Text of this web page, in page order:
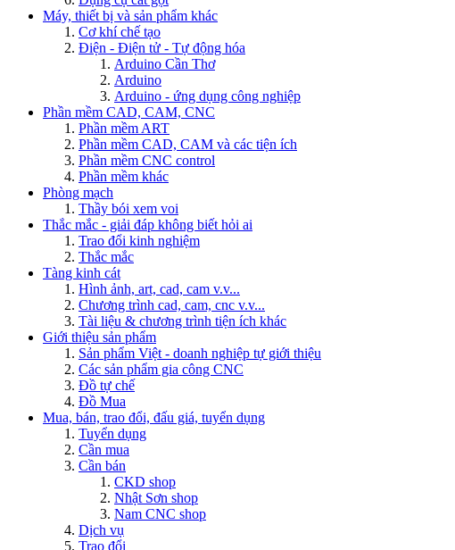
Máy, thiết bị và sản phẩm khác
Cơ khí chế tạo
Điện - Điện tử - Tự động hóa
Arduino Cần Thơ
Arduino
Arduino - ứng dụng công nghiệp
Phần mềm CAD, CAM, CNC
Phần mềm ART
Phần mềm CAD, CAM và các tiện ích
Phần mềm CNC control
Phần mềm khác
Phòng mạch
Thầy bói xem voi
Thắc mắc - giải đáp không biết hỏi ai
Trao đổi kinh nghiệm
Thắc mắc
Tàng kinh cát
Hình ảnh, art, cad, cam v.v...
Chương trình cad, cam, cnc v.v...
Tài liệu & chương trình tiện ích khác
Giới thiệu sản phẩm
Sản phẩm Việt - doanh nghiệp tự giới thiệu
Các sản phẩm gia công CNC
Đồ tự chế
Đồ Mua
Mua, bán, trao đổi, đấu giá, tuyển dụng
Tuyển dụng
Cần mua
Cần bán
CKD shop
Nhật Sơn shop
Nam CNC shop
Dịch vụ
Trao đổi